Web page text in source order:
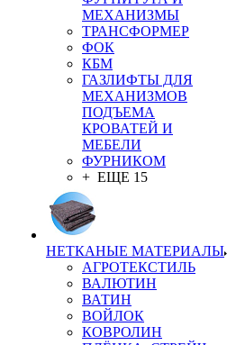
МЕХАНИЗМЫ
ТРАНСФОРМЕР
ФОК
КБМ
ГАЗЛИФТЫ ДЛЯ
МЕХАНИЗМОВ
ПОДЪЕМА
КРОВАТЕЙ И
МЕБЕЛИ
ФУРНИКОМ
+ ЕЩЕ 15
НЕТКАНЫЕ МАТЕРИАЛЫ
АГРОТЕКСТИЛЬ
ВАЛЮТИН
ВАТИН
ВОЙЛОК
КОВРОЛИН